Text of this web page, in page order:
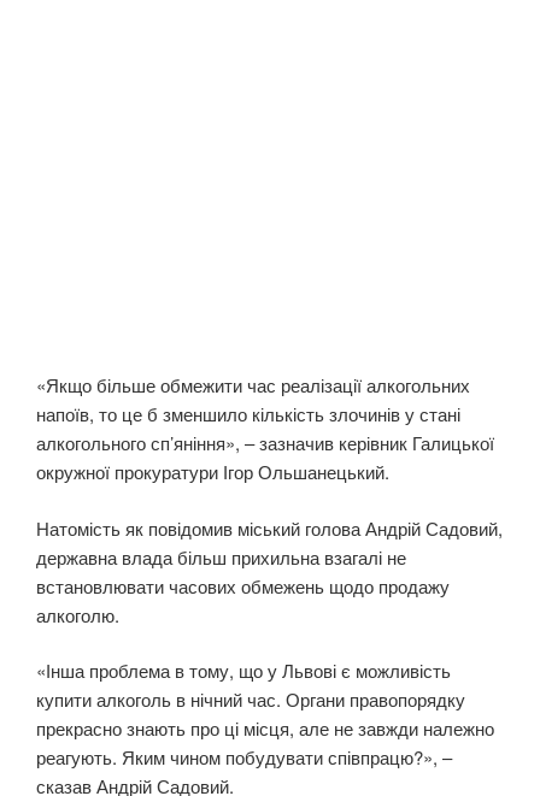
«Якщо більше обмежити час реалізації алкогольних
напоїв, то це б зменшило кількість злочинів у стані
алкогольного сп’яніння», – зазначив керівник Галицької
окружної прокуратури Ігор Ольшанецький.
Натомість як повідомив міський голова Андрій Садовий,
державна влада більш прихильна взагалі не
встановлювати часових обмежень щодо продажу
алкоголю.
«Інша проблема в тому, що у Львові є можливість
купити алкоголь в нічний час. Органи правопорядку
прекрасно знають про ці місця, але не завжди належно
реагують. Яким чином побудувати співпрацю?», –
сказав Андрій Садовий.